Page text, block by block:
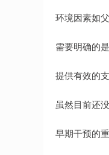
环境因素如
需要明确的
提供有效的
虽然目前还
早期干预的